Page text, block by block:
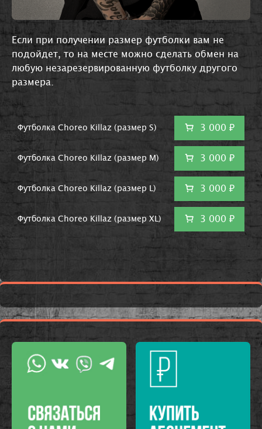
Если при получении размер футболки вам не
подойдет, то на месте можно сделать обмен на
любую незарезервированную футболку другого
размера.
Футболка Choreo Killaz (размер S) 3 000 ₽
Футболка Choreo Killaz (размер M) 3 000 ₽
Футболка Choreo Killaz (размер L) 3 000 ₽
Футболка Choreo Killaz (размер XL) 3 000 ₽